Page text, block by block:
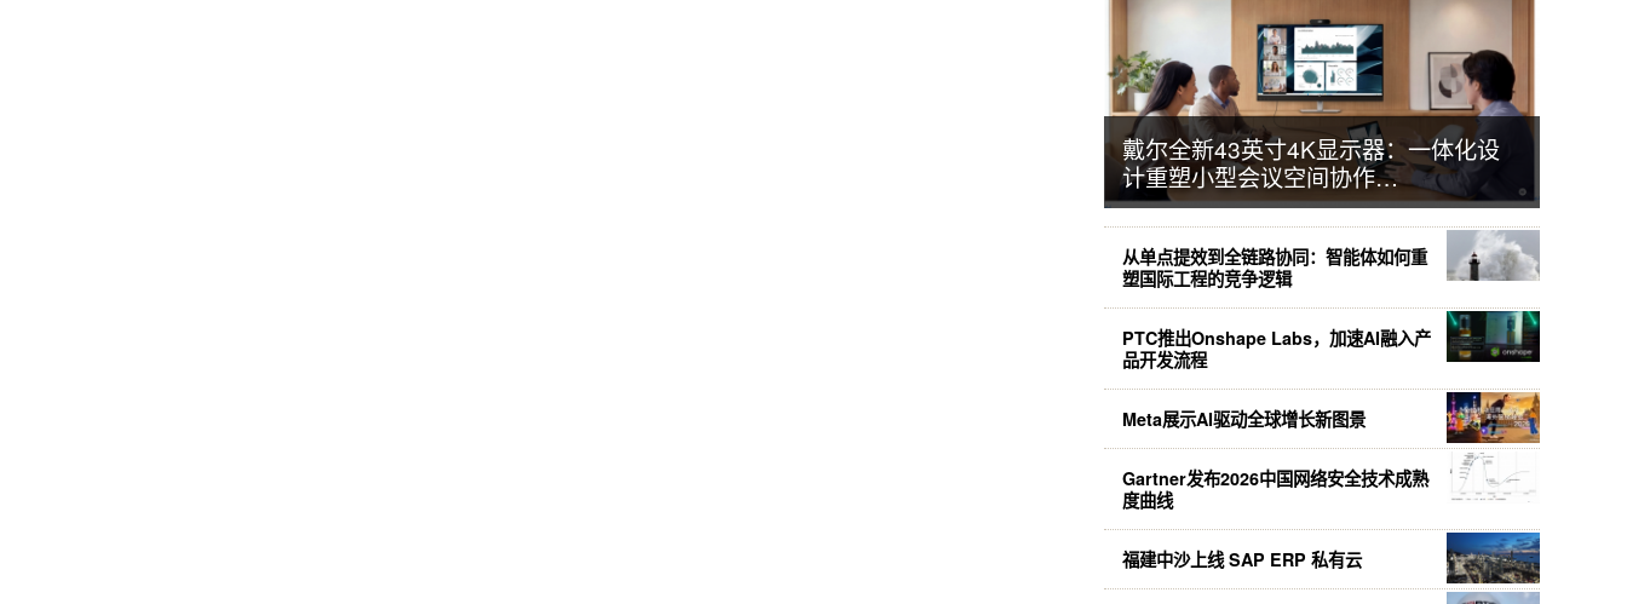
戴尔全新43英寸4K显示器：一体化设
计重塑小型会议空间协作…
从单点提效到全链路协同：智能体如何重
塑国际工程的竞争逻辑
PTC推出Onshape Labs，加速AI融入产
品开发流程
Meta展示AI驱动全球增长新图景
Gartner发布2026中国网络安全技术成熟
度曲线
福建中沙上线 SAP ERP 私有云